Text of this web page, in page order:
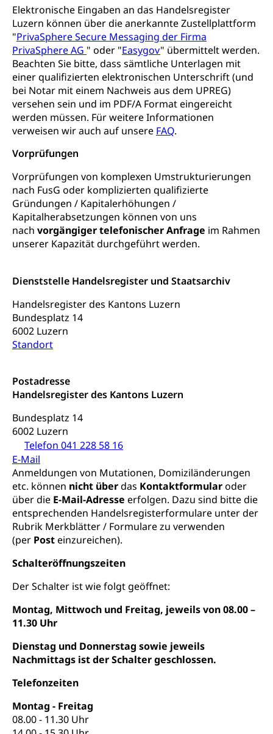
Elektronische Eingaben an das Handelsregister
Luzern können über die anerkannte Zustellplattform
"PrivaSphere Secure Messaging der Firma
PrivaSphere AG " oder "Easygov" übermittelt werden.
Beachten Sie bitte, dass sämtliche Unterlagen mit
einer qualifizierten elektronischen Unterschrift (und
bei Notar mit einem Nachweis aus dem UPREG)
versehen sein und im PDF/A Format eingereicht
werden müssen. Für weitere Informationen
verweisen wir auch auf unsere FAQ.
Vorprüfungen
Vorprüfungen von komplexen Umstrukturierungen
nach FusG oder komplizierten qualifizierte
Gründungen / Kapitalerhöhungen /
Kapitalherabsetzungen können von uns
nach vorgängiger telefonischer Anfrage im Rahmen
unserer Kapazität durchgeführt werden.
Dienststelle Handelsregister und Staatsarchiv
Handelsregister des Kantons Luzern
Bundesplatz 14
6002 Luzern
Standort
Postadresse
Handelsregister des Kantons Luzern
Bundesplatz 14
6002 Luzern
Telefon 041 228 58 16
E-Mail
Anmeldungen von Mutationen, Domiziländerungen
etc. können nicht überdas Kontaktformularoder
über die E-Mail-Adresse erfolgen. Dazu sind bitte die
entsprechenden Handelsregisterformulare unter der
Rubrik Merkblätter / Formulare zu verwenden
(per Posteinzureichen).
Schalteröffnungszeiten
Der Schalter ist wie folgt geöffnet:
Montag, Mittwoch und Freitag, jeweils von 08.00 –
11.30 Uhr
Dienstag und Donnerstag sowie jeweils
Nachmittags ist der Schalter geschlossen.
Telefonzeiten
Montag - Freitag
08.00 - 11.30 Uhr
Opferhilfe
Arbeitslosenversicherung (WAS Luzern)
Invalidenversicherung (WAS Luzern)
Soziale Sicherheit
Fachstelle Sucht Region Luzern
Drogen (Polizei)
Sucht
Gesundheitsversorgung
Gesundheitsversorgung, Spital, Pflegeinitiative,
Ambulant vor stationär, AVOS, Patientendossier
Gesundheitsversorgung
AHV / IV
Altersrente, Invalidenrente, Witwenrente,
Sozialversicherung, Vorsorgeeinrichtung,
Pensionskasse, erste Säule, zweite Säule, dritte
Säule, Hilflosenentschädigung,
Todesfallversicherung
Hilfslosenentschädigung (WAS Luzern)
AHV-Hinterlassenenrente (WAS Luzern)
AHV-Beiträge (WAS Luzern)
Informationsstelle AHV/IV
AHV-Altersrente (WAS Luzern)
IV-Leistungen (WAS Luzern)
Behinderung
Körperbehinderung, körperliche Behinderung,
geistige Behinderung, psychische Behinderung,
Erwerbsunfähigkeit, Behinderte
Inklusion im Sport
Menschen mit Behinderungen
Kultur und Medien
Archive und Bibliotheken
Bücher, Bundesarchiv, Landesbibliothek
Zentral- und Hochschulbibliothek
Archiv der Denkmalpflege
Museen, Theater, Bibliotheken
Dienststelle Kultur
Kunst & Kultur (Luzern Tourismus)
Kulturförderung
Kulturpolitik, Sprachförderung, Denkmalpflege,
kulturelles Angebot, Kulturerbe, kulturelles Erbe,
Nachwuchsförderung, Vermittlung, Selektive
Förderung, Kulturausschreibungen, Kulturpreis,
Werkbeitrag, Produktionsbeitrag, Recherche,
Bildende Kunst, Angewandte Kunst, Theater/Tanz,
Musik, Entwicklung, Programmbeiträge,
Filmförderung, Regionale Förderfonds,
Werkankäufe, Kunstankäufe, Kunst und Bau, Schule
und Kultur, Kulturgesuche, Kulturvermittlung
Zentralschweizer Filmförderung
Mobilität
Schiene und öffentlicher Verkehr
Schienenverkehr, Zugverkehr, Bahnverkehr,
Transportmittel, öffentlicher Verkehr
Verkehrsverbund Luzern VVL
Öffentlicher Verkehr Luzern Mobil
Schifffahrt
Schiffsverkehr, Binnenschifffahrt, Seeschifffahrt,
Flussschifffahrt
Schifffahrt (Strassenverkehrsamt)
Strasse